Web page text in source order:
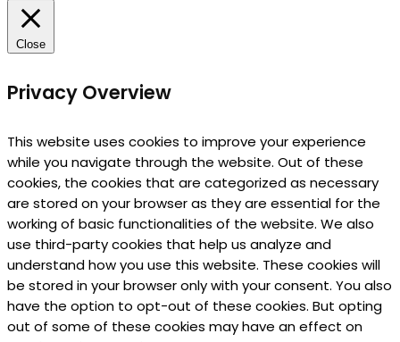
Close
Privacy Overview
This website uses cookies to improve your experience
while you navigate through the website. Out of these
cookies, the cookies that are categorized as necessary
are stored on your browser as they are essential for the
working of basic functionalities of the website. We also
use third-party cookies that help us analyze and
understand how you use this website. These cookies will
be stored in your browser only with your consent. You also
have the option to opt-out of these cookies. But opting
out of some of these cookies may have an effect on